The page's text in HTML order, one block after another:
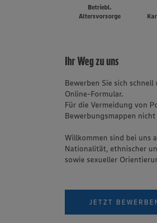
Betriebl.
Altersvorsorge
Ihr Weg zu uns
Bewerben Sie sich
Online-Formular.
Für die Vermeidung von
Bewerbungsmappen
Willkommen sind bei uns
Nationalität, ethnischer
sowie sexueller
JETZT